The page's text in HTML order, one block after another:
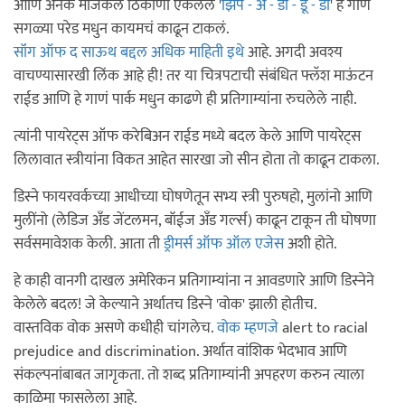
आणि अनेक मॅजिकल ठिकाणी ऐकलेले 'झिप - अ - डी - डू - डा' हे गाणं
सगळ्या परेड मधुन कायमचं काढून टाकलं.
सॉंग ऑफ द साऊथ बद्दल अधिक माहिती इथेआहे. अगदी अवश्य
वाचण्यासारखी लिंक आहे ही! तर या चित्रपटाची संबंधित फ्लॅश माऊंटन
राईड आणि हे गाणं पार्क मधुन काढणे ही प्रतिगाम्यांना रुचलेले नाही.
त्यांनी पायरेट्स ऑफ करेबिअन राईड मध्ये बदल केले आणि पायरेट्स
लिलावात स्त्रीयांना विकत आहेत सारखा जो सीन होता तो काढून टाकला.
डिस्ने फायरवर्कच्या आधीच्या घोषणेतून सभ्य स्त्री पुरुषहो, मुलांनो आणि
मुलींनो (लेडिज अँड जेंटलमन, बॉईज अँड गर्ल्स) काढून टाकून ती घोषणा
सर्वसमावेशक केली. आता तीड्रीमर्स ऑफ ऑल एजेसअशी होते.
हे काही वानगी दाखल अमेरिकन प्रतिगाम्यांना न आवडणारे आणि डिस्नेने
केलेले बदल! जे केल्याने अर्थातच डिस्ने 'वोक' झाली होतीच.
वास्तविक वोक असणे कधीही चांगलेच.वोक म्हणजेalert to racial
prejudice and discrimination. अर्थात वांशिक भेदभाव आणि
संकल्पनांबाबत जागृकता. तो शब्द प्रतिगाम्यांनी अपहरण करुन त्याला
काळिमा फासलेला आहे.